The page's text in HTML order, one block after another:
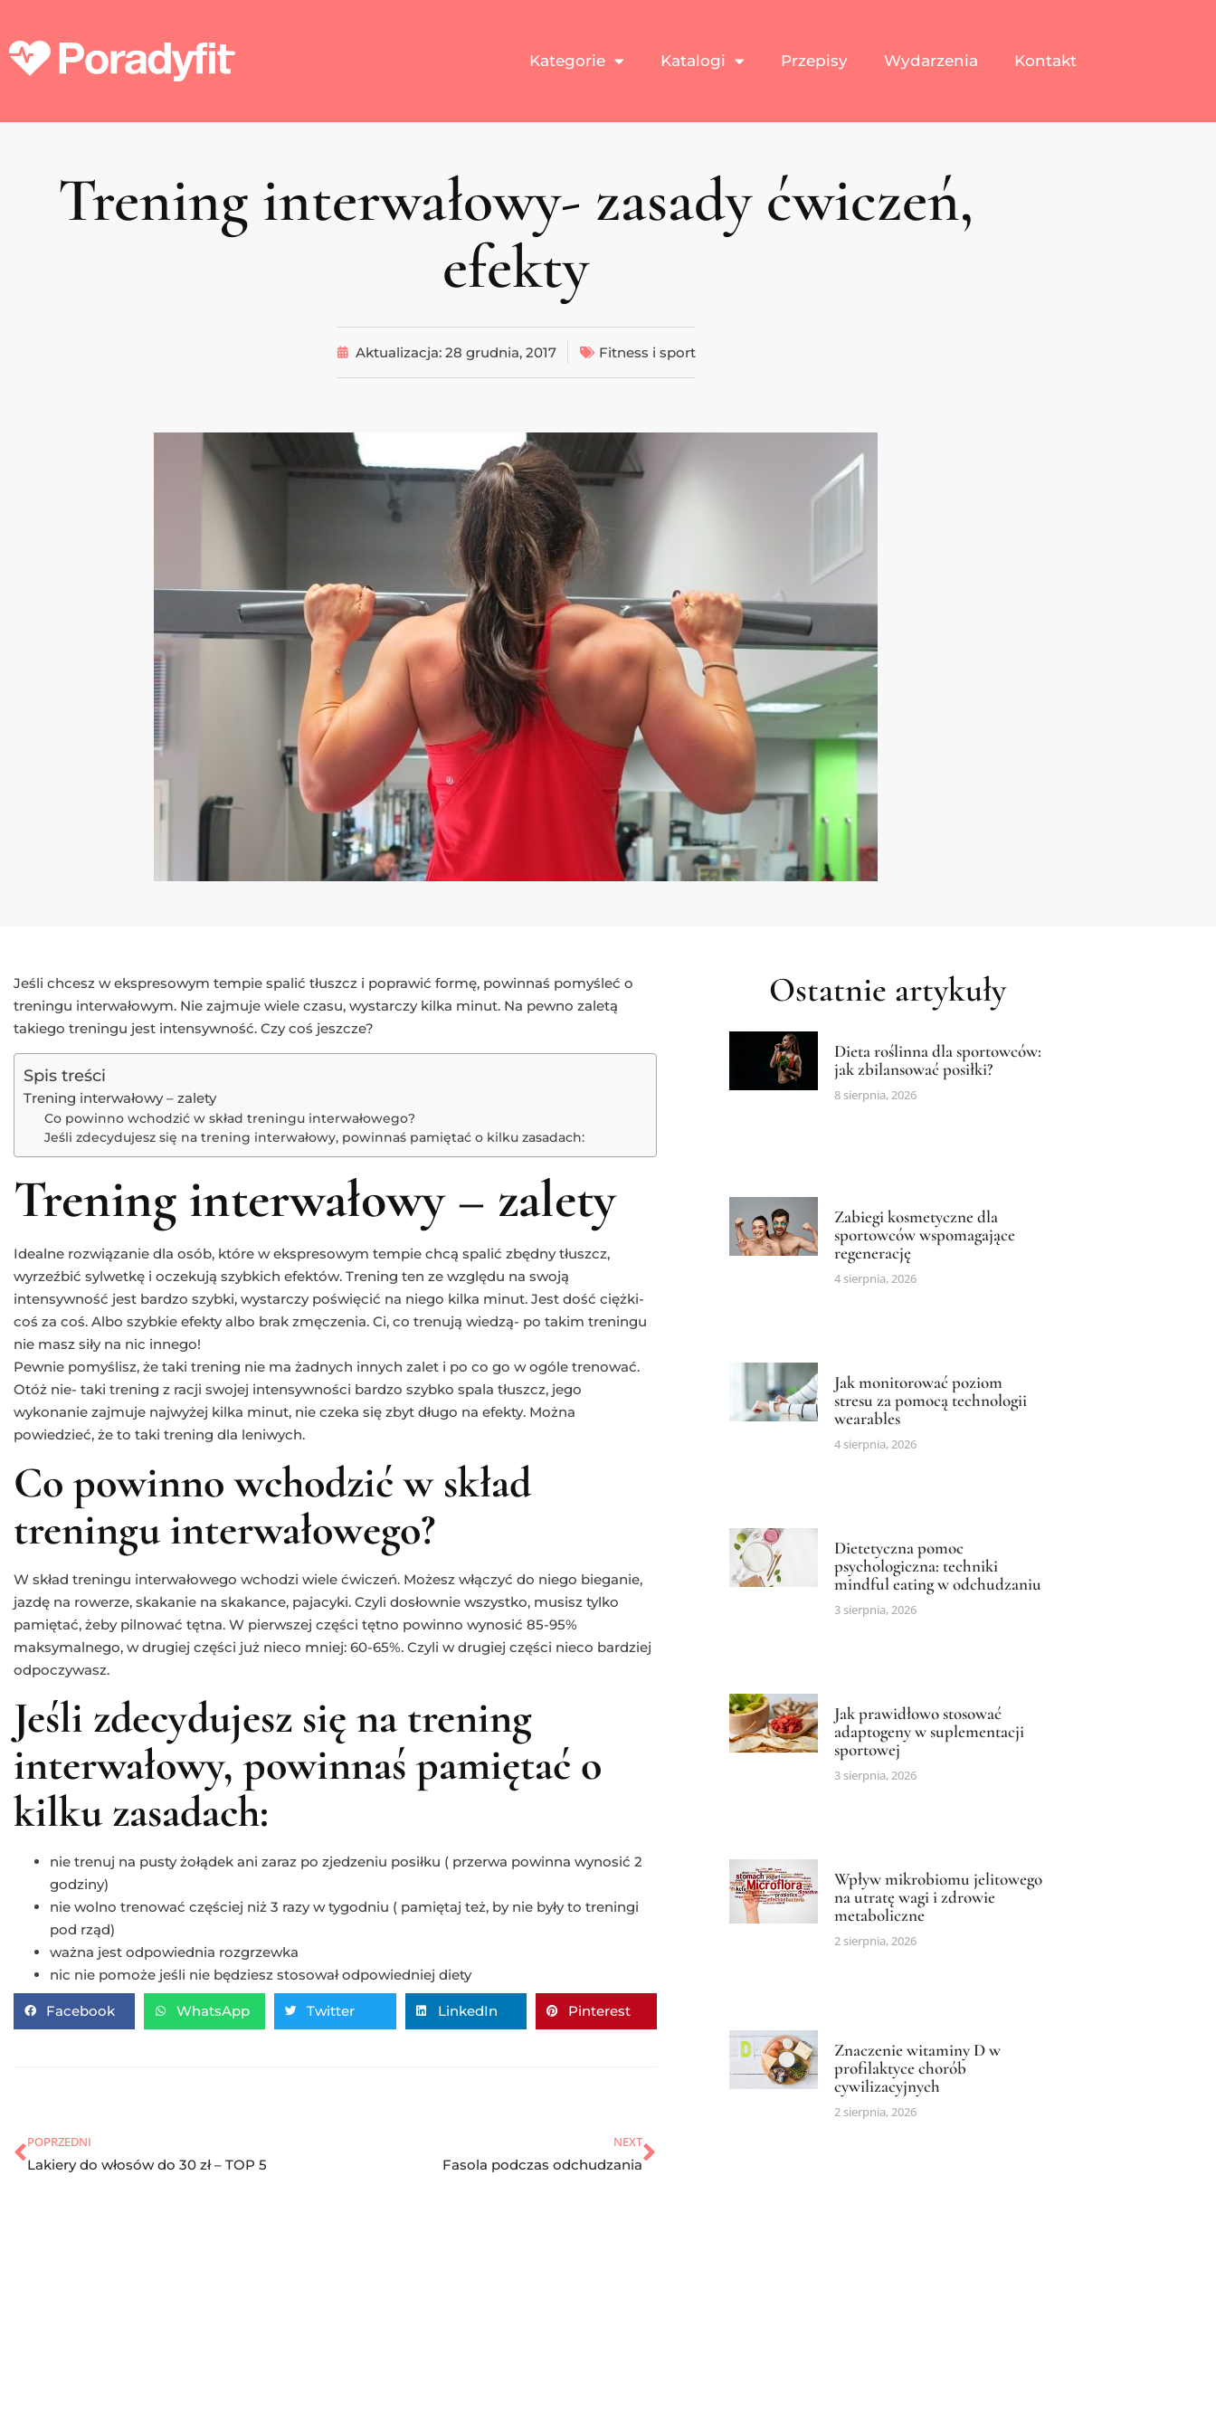
Kategorie Katalogi Przepisy Wydarzenia Kontakt
Trening interwałowy- zasady ćwiczeń,
efekty
Aktualizacja: 28 grudnia, 2017 Fitness i sport
Jeśli chcesz w ekspresowym tempie spalić tłuszcz i poprawić formę, powinnaś pomyśleć o
treningu interwałowym. Nie zajmuje wiele czasu, wystarczy kilka minut. Na pewno zaletą
takiego treningu jest intensywność. Czy coś jeszcze?
Spis treści
Trening interwałowy – zalety
Co powinno wchodzić w skład treningu interwałowego?
Jeśli zdecydujesz się na trening interwałowy, powinnaś pamiętać o kilku zasadach:
Trening interwałowy – zalety
Idealne rozwiązanie dla osób, które w ekspresowym tempie chcą spalić zbędny tłuszcz,
wyrzeźbić sylwetkę i oczekują szybkich efektów. Trening ten ze względu na swoją
intensywność jest bardzo szybki, wystarczy poświęcić na niego kilka minut. Jest dość ciężki-
coś za coś. Albo szybkie efekty albo brak zmęczenia. Ci, co trenują wiedzą- po takim treningu
nie masz siły na nic innego!
Pewnie pomyślisz, że taki trening nie ma żadnych innych zalet i po co go w ogóle trenować.
Otóż nie- taki trening z racji swojej intensywności bardzo szybko spala tłuszcz, jego
wykonanie zajmuje najwyżej kilka minut, nie czeka się zbyt długo na efekty. Można
powiedzieć, że to taki trening dla leniwych.
Co powinno wchodzić w skład
treningu interwałowego?
W skład treningu interwałowego wchodzi wiele ćwiczeń. Możesz włączyć do niego bieganie,
jazdę na rowerze, skakanie na skakance, pajacyki. Czyli dosłownie wszystko, musisz tylko
pamiętać, żeby pilnować tętna. W pierwszej części tętno powinno wynosić 85-95%
maksymalnego, w drugiej części już nieco mniej: 60-65%. Czyli w drugiej części nieco bardziej
odpoczywasz.
Jeśli zdecydujesz się na trening
interwałowy, powinnaś pamiętać o
kilku zasadach:
nie trenuj na pusty żołądek ani zaraz po zjedzeniu posiłku ( przerwa powinna wynosić 2
godziny)
nie wolno trenować częściej niż 3 razy w tygodniu ( pamiętaj też, by nie były to treningi
pod rząd)
ważna jest odpowiednia rozgrzewka
nic nie pomoże jeśli nie będziesz stosował odpowiedniej diety
Facebook WhatsApp Twitter LinkedIn Pinterest
POPRZEDNI
Lakiery do włosów do 30 zł – TOP 5
NEXT
Fasola podczas odchudzania
Ostatnie artykuły
Dieta roślinna dla sportowców:
jak zbilansować posiłki?
8 sierpnia, 2026
Zabiegi kosmetyczne dla
sportowców wspomagające
regenerację
4 sierpnia, 2026
Jak monitorować poziom
stresu za pomocą technologii
wearables
4 sierpnia, 2026
Dietetyczna pomoc
psychologiczna: techniki
mindful eating w odchudzaniu
3 sierpnia, 2026
Jak prawidłowo stosować
adaptogeny w suplementacji
sportowej
3 sierpnia, 2026
Wpływ mikrobiomu jelitowego
na utratę wagi i zdrowie
metaboliczne
2 sierpnia, 2026
Znaczenie witaminy D w
profilaktyce chorób
cywilizacyjnych
2 sierpnia, 2026